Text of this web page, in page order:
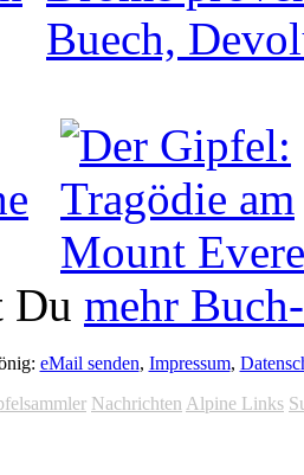
Du mehr
eMail senden, Impressum,
Nachrichten Alpine Links